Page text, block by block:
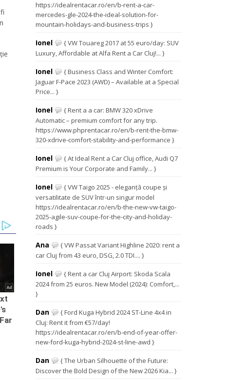
https://idealrentacar.ro/en/b-rent-a-car-
mercedes-gle-2024-the-ideal-solution-for-
mountain-holidays-and-business-trips }
Ionel
{ VW Touareg 2017 at 55 euro/day: SUV
Luxury, Affordable at Alfa Rent a Car Cluj!... }
Ionel
{ Business Class and Winter Comfort:
Jaguar F-Pace 2023 (AWD) – Available at a Special
Price... }
Ionel
{ Rent a a car: BMW 320 xDrive
Automatic – premium comfort for any trip.
https://www.phprentacar.ro/en/b-rent-the-bmw-
320-xdrive-comfort-stability-and-performance }
Ionel
{ At Ideal Rent a Car Cluj office, Audi Q7
Premium is Your Corporate and Family... }
Ionel
{ VW Taigo 2025 - eleganță coupe și
versatilitate de SUV într-un singur model
https://idealrentacar.ro/en/b-the-new-vw-taigo-
2025-agile-suv-coupe-for-the-city-and-holiday-
roads }
Ana
{ VW Passat Variant Highline 2020: rent a
car Cluj from 43 euro, DSG, 2.0 TDI.... }
Ionel
{ Rent a car Cluj Airport: Skoda Scala
2024 from 25 euros. New Model (2024): Comfort,...
}
Dan
{ Ford Kuga Hybrid 2024 ST-Line 4x4 in
Cluj: Rent it from €57/day!
https://idealrentacar.ro/en/b-end-of-year-offer-
new-ford-kuga-hybrid-2024-st-line-awd }
Dan
{ The Urban Silhouette of the Future:
Discover the Bold Design of the New 2026 Kia... }